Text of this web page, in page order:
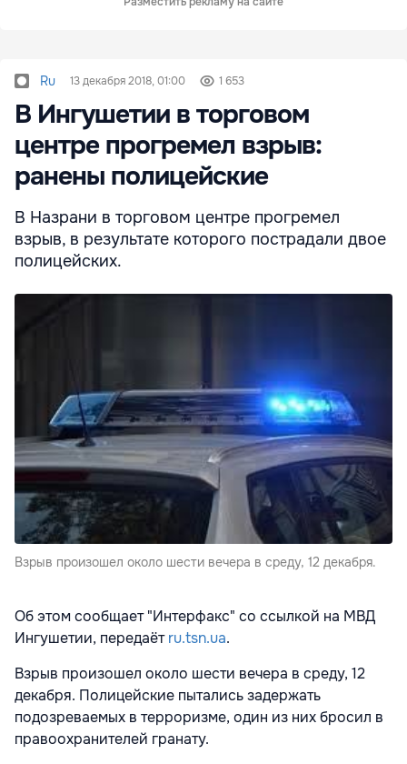
Ru 13 декабря 2018, 01:00 1 653
В Ингушетии в торговом
центре прогремел взрыв:
ранены полицейские
В Назрани в торговом центре прогремел
взрыв, в результате которого пострадали двое
полицейских.
Взрыв произошел около шести вечера в среду, 12 декабря.
Об этом сообщает "Интерфакс" со ссылкой на МВД
Ингушетии, передаётru.tsn.ua.
Взрыв произошел около шести вечера в среду, 12
декабря. Полицейские пытались задержать
подозреваемых в терроризме, один из них бросил в
правоохранителей гранату.